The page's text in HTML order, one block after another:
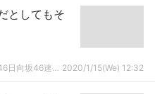
としてもそ
乃木通☆世界最速！乃木坂46欅坂46日向坂46速報まとめ 2020/1/15(We) 12:32